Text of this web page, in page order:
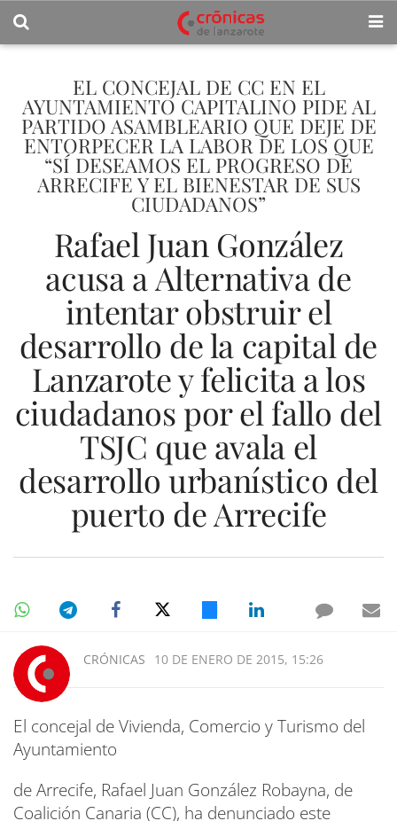
EL CONCEJAL DE CC EN EL
AYUNTAMIENTO CAPITALINO PIDE AL
PARTIDO ASAMBLEARIO QUE DEJE DE
ENTORPECER LA LABOR DE LOS QUE
“SÍ DESEAMOS EL PROGRESO DE
ARRECIFE Y EL BIENESTAR DE SUS
CIUDADANOS”
Rafael Juan González
acusa a Alternativa de
intentar obstruir el
desarrollo de la capital de
Lanzarote y felicita a los
ciudadanos por el fallo del
TSJC que avala el
desarrollo urbanístico del
puerto de Arrecife
CRÓNICAS 10 DE ENERO DE 2015, 15:26
El concejal de Vivienda, Comercio y Turismo del
Ayuntamiento
de Arrecife, Rafael Juan González Robayna, de
Coalición Canaria (CC), ha denunciado este